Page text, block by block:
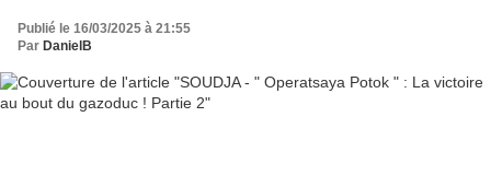
Publié le 16/03/2025 à 21:55
Par DanielB